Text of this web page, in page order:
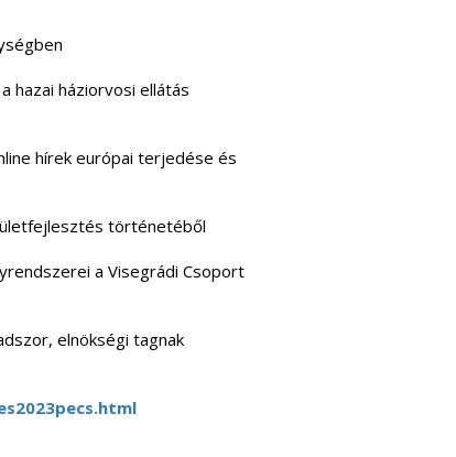
hazai háziorvosi ellátás
hírek európai terjedése és
történetéből
a Visegrádi Csoport
elnökségi tagnak